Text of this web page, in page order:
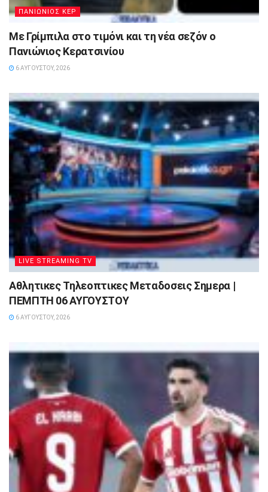
ΠΑΝΙΩΝΙΟΣ ΚΕΡ
Με Γρίμπιλα στο τιμόνι και τη νέα σεζόν ο
Πανιώνιος Κερατσινίου
6 ΑΥΓΟΎΣΤΟΥ, 2026
LIVE STREAMING TV
Αθλητικες Τηλεοπτικες Μεταδοσεις Σημερα |
ΠΕΜΠΤΗ 06 ΑΥΓΟΥΣΤΟΥ
6 ΑΥΓΟΎΣΤΟΥ, 2026